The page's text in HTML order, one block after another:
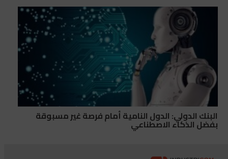
البنك الدولي: الدول النامية أمام فرصة غير مسبوقة
بفضل الذكاء الاصطناعي